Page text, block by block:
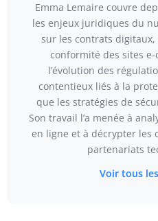
Emma Lemaire couvre
les enjeux juridiques du
sur les contrats
conformité des sites
l’évolution des
contentieux liés à la
que les stratégies de
Son travail l’a menée à
en ligne et à décrypter les
partenariats
Voir tous